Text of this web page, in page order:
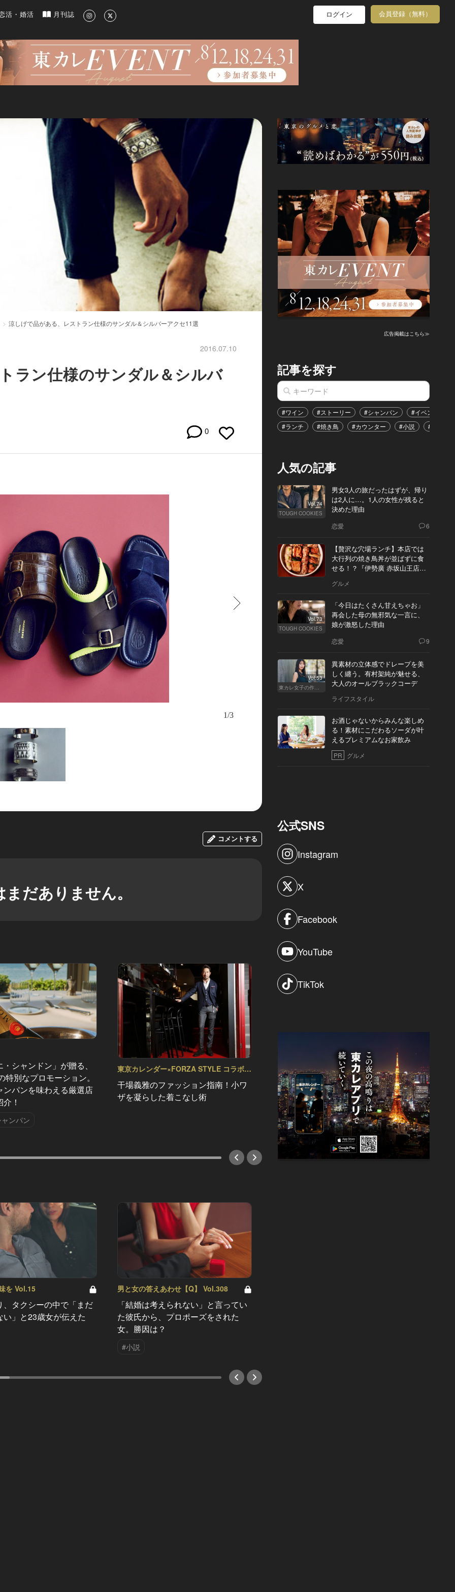
ルメ、洗練されたライフスタイル情報
活・婚活 月刊誌 ログイン 会員登録（無料）
涼しげで品がある、レストラン仕様のサンダル＆シルバーアクセ11選
2016.07.10
ラン仕様のサンダル＆シルバ
0
1/3
コメントする
だありません。
シャンドン」が贈る、
特別なプロモーション。
ンパンを味わえる厳選店
！
ンパン
東京カレンダー×FORZA STYLE コラボ連
載企画 ホッシーの衣・食・同・源 Vol.3
干場義雅のファッション指南！小ワ
ザを凝らした着こなし術
を Vol.15
、タクシーの中で「まだ
い」と23歳女が伝えた
男と女の答えあわせ【Q】 Vol.308
「結婚は考えられない」と言ってい
た彼氏から、プロポーズをされた
女。勝因は？
#小説
広告掲載はこちら≫
記事を探す
#ワイン #ストーリー #シャンパン #イベント
#ランチ
#焼き鳥 #カウンター #小説 #恋愛
人気の記事
Vol.74
TOUGH COOKIES
男女3人の旅だったはずが、帰り
は2人に…。1人の女性が残ると
決めた理由
恋愛 6
【贅沢な穴場ランチ】本店では
大行列の焼き鳥丼が並ばずに食
せる！？『伊勢廣 赤坂山王店』
グルメ
Vol.73
TOUGH COOKIES
「今日はたくさん甘えちゃお」
再会した母の無邪気な一言に、
娘が激怒した理由
恋愛 9
Vol.53
東カレ女子の作り方
異素材の立体感でドレープを美
しく纏う。有村架純が魅せる、
大人のオールブラックコーデ
ライフスタイル
お酒じゃないからみんな楽しめ
る！素材にこだわるソーダが叶
えるプレミアムなお家飲み
PR グルメ
公式SNS
Instagram
X
Facebook
YouTube
TikTok